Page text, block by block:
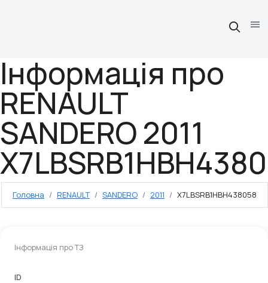
Інформація про
RENAULT
SANDERO 2011
Головна RENAULT SANDERO 2011 X7LBSRB1HBH438058
Інформація про ТЗ
ID